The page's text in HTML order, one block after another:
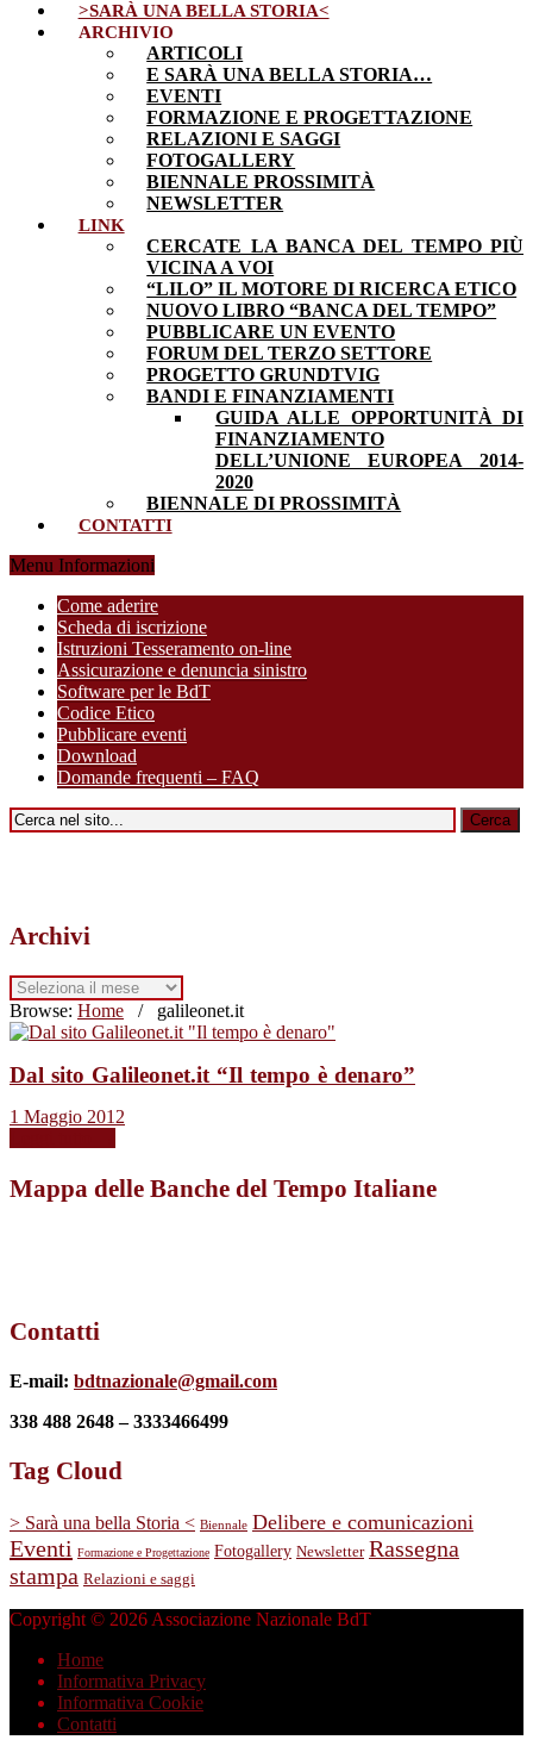
>SARÀ UNA BELLA STORIA<
ARCHIVIO
ARTICOLI
E SARÀ UNA BELLA STORIA…
EVENTI
FORMAZIONE E PROGETTAZIONE
RELAZIONI E SAGGI
FOTOGALLERY
BIENNALE PROSSIMITÀ
NEWSLETTER
LINK
CERCATE LA BANCA DEL TEMPO PIÙ
VICINA A VOI
“LILO” IL MOTORE DI RICERCA ETICO
NUOVO LIBRO “BANCA DEL TEMPO”
PUBBLICARE UN EVENTO
FORUM DEL TERZO SETTORE
PROGETTO GRUNDTVIG
BANDI E FINANZIAMENTI
GUIDA ALLE OPPORTUNITÀ DI
FINANZIAMENTO
DELL’UNIONE EUROPEA 2014-
2020
BIENNALE DI PROSSIMITÀ
CONTATTI
Menu Informazioni
Come aderire
Scheda di iscrizione
Istruzioni Tesseramento on-line
Assicurazione e denuncia sinistro
Software per le BdT
Codice Etico
Pubblicare eventi
Download
Domande frequenti – FAQ
Archivi
Archivi
Browse: Home / galileonet.it
Dal sito Galileonet.it “Il tempo è denaro”
1 Maggio 2012
Mappa delle Banche del Tempo Italiane
Contatti
E-mail: bdtnazionale@gmail.com
338 488 2648 – 3333466499
Tag Cloud
> Sarà una bella Storia < Biennale Delibere e comunicazioni
Eventi Formazione e Progettazione Fotogallery Newsletter Rassegna
stampa Relazioni e saggi
Copyright © 2026 Associazione Nazionale BdT
Home
Informativa Privacy
Informativa Cookie
Contatti